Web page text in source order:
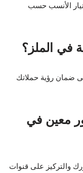
الأنسب حسب
في الملز؟
ضمان رؤية حملاتك
معين في
والتركيز على قنوات